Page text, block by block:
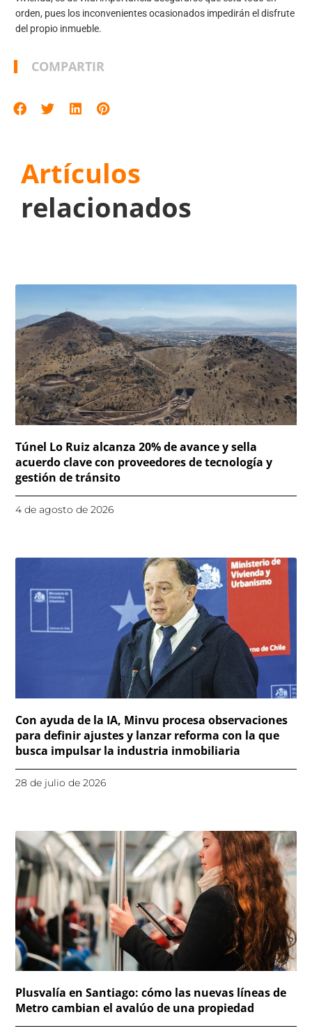
orden, pues los inconvenientes ocasionados impedirán el disfrute
del propio inmueble.
COMPARTIR
Artículos
relacionados
Túnel Lo Ruiz alcanza 20% de avance y sella
acuerdo clave con proveedores de tecnología y
gestión de tránsito
4 de agosto de 2026
Con ayuda de la IA, Minvu procesa observaciones
para definir ajustes y lanzar reforma con la que
busca impulsar la industria inmobiliaria
28 de julio de 2026
Plusvalía en Santiago: cómo las nuevas líneas de
Metro cambian el avalúo de una propiedad